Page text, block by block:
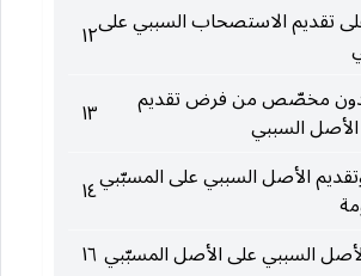
تقديم الاستصحاب السببي على١٢
مخصّص من فرض تقديم
السببي
١٣
الأصل السببي على المسبّبي١٤
السببي على الأصل المسبّبي ١٦